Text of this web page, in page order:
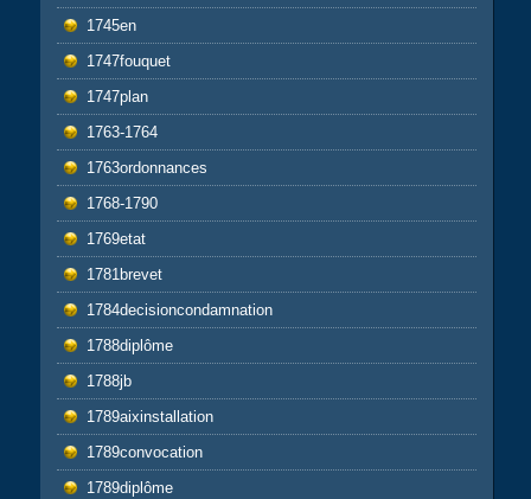
1745en
1747fouquet
1747plan
1763-1764
1763ordonnances
1768-1790
1769etat
1781brevet
1784decisioncondamnation
1788diplôme
1788jb
1789aixinstallation
1789convocation
1789diplôme